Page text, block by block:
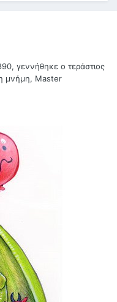
γεννήθηκε ο τεράστιος
μνήμη, Master